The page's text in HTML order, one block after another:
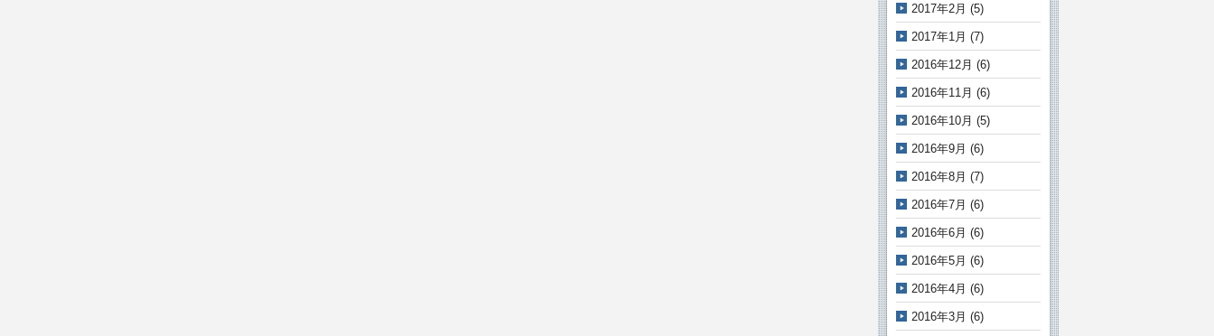
2017年2月 (5)
2017年1月 (7)
2016年12月 (6)
2016年11月 (6)
2016年10月 (5)
2016年9月 (6)
2016年8月 (7)
2016年7月 (6)
2016年6月 (6)
2016年5月 (6)
2016年4月 (6)
2016年3月 (6)